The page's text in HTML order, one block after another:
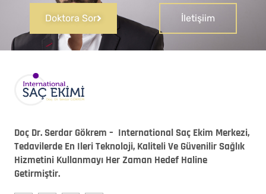
Doktora Sor İletişiim
Doç Dr. Serdar Gökrem – International Saç Ekim Merkezi,
Tedavilerde En Ileri Teknoloji, Kaliteli Ve Güvenilir Sağlık
Hizmetini Kullanmayı Her Zaman Hedef Haline
Getirmiştir.